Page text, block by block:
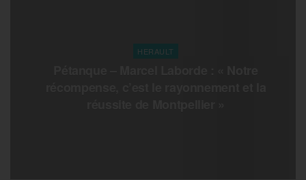
HERAULT